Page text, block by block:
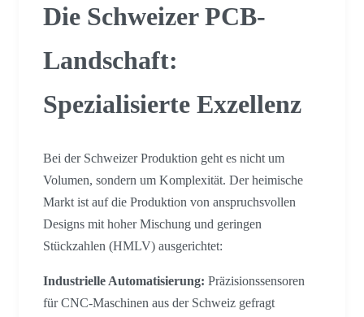
Die Schweizer PCB-
Landschaft:
Spezialisierte Exzellenz
Bei der Schweizer Produktion geht es nicht um
Volumen, sondern um Komplexität. Der heimische
Markt ist auf die Produktion von anspruchsvollen
Designs mit hoher Mischung und geringen
Stückzahlen (HMLV) ausgerichtet:
Industrielle Automatisierung: Präzisionssensoren
für CNC-Maschinen aus der Schweiz gefragt